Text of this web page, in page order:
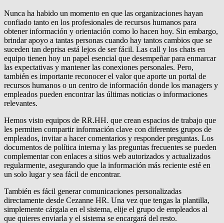
Nunca ha habido un momento en que las organizaciones hayan
confiado tanto en los profesionales de recursos humanos para
obtener información y orientación como lo hacen hoy. Sin embargo,
brindar apoyo a tantas personas cuando hay tantos cambios que se
suceden tan deprisa está lejos de ser fácil. Las call y los chats en
equipo tienen hoy un papel esencial que desempeñar para enmarcar
las expectativas y mantener las conexiones personales. Pero,
también es importante reconocer el valor que aporte un portal de
recursos humanos o un centro de información donde los managers y
empleados pueden encontrar las últimas noticias o informaciones
relevantes.
Hemos visto equipos de RR.HH. que crean espacios de trabajo que
les permiten compartir información clave con diferentes grupos de
empleados, invitar a hacer comentarios y responder preguntas. Los
documentos de política interna y las preguntas frecuentes se pueden
complementar con enlaces a sitios web autorizados y actualizados
regularmente, asegurando que la información más reciente esté en
un solo lugar y sea fácil de encontrar.
También es fácil generar comunicaciones personalizadas
directamente desde Cezanne HR. Una vez que tengas la plantilla,
simplemente cárgala en el sistema, elije el grupo de empleados al
que quieres enviarla y el sistema se encargará del resto.